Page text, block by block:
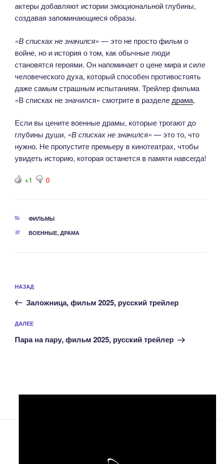
актеры добавляют истории эмоциональной глубины,
создавая запоминающиеся образы.
«В списках не значился» — это не просто фильм о
войне, но и история о том, как обычные люди
становятся героями. Он напоминает о цене мира и силе
человеческого духа, который способен противостоять
даже самым страшным испытаниям. Трейлер фильма
«В списках не значился» смотрите в разделе драма,
Если вы цените военные драмы, которые трогают до
глубины души, «В списках не значился» — это то, что
нужно. Не пропустите премьеру в кинотеатрах, чтобы
увидеть историю, которая останется в памяти навсегда!
+1 0
РУБРИКИ
ФИЛЬМЫ
МЕТКИ
ВОЕННЫЕ, ДРАМА
по
записям
Предыдущая
запись:
НАЗАД
Заложница, фильм 2025, русский трейлер
Следующая
запись
ДАЛЕЕ
Пара на пару, фильм 2025, русский трейлер